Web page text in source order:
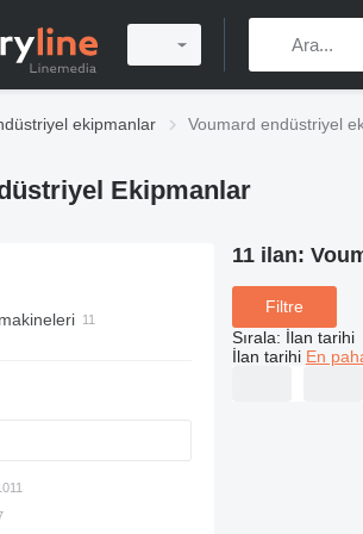
ekipmanlar Voumard endüstriyel
Ekipmanlar
makineleri
11 ilan:
Filtre
Sırala: İlan tarihi
İlan tarihi En